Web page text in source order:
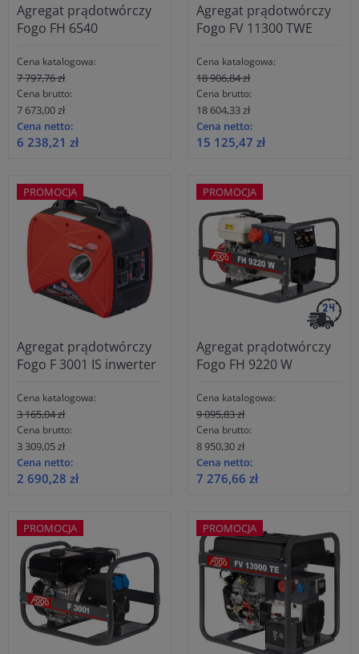
Agregat prądotwórczy
Fogo FH 6540
Cena katalogowa:
7 797,76 zł
Cena brutto:
7 673,00 zł
Cena netto:
6 238,21 zł
Agregat prądotwórczy
Fogo FV 11300 TWE
Cena katalogowa:
18 906,84 zł
Cena brutto:
18 604,33 zł
Cena netto:
15 125,47 zł
Agregat prądotwórczy
Fogo F 3001 IS inwerter
Cena katalogowa:
3 165,04 zł
Cena brutto:
3 309,05 zł
Cena netto:
2 690,28 zł
PROMOCJA
Agregat prądotwórczy
Fogo FH 9220 W
Cena katalogowa:
9 095,83 zł
Cena brutto:
8 950,30 zł
Cena netto:
7 276,66 zł
PROMOCJA
PROMOCJA PROMOCJA